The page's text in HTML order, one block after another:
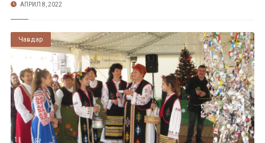
АПРИЛ 8, 2022
Чавдар